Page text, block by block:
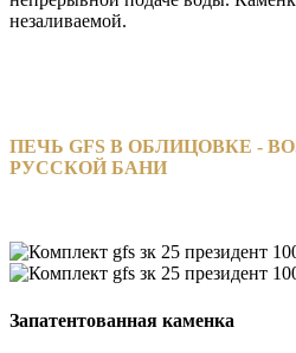
незаливаемой.
ПЕЧЬ GFS В ОБЛИЦОВКЕ -
РУССКОЙ БАНИ
Запатентованная каменка